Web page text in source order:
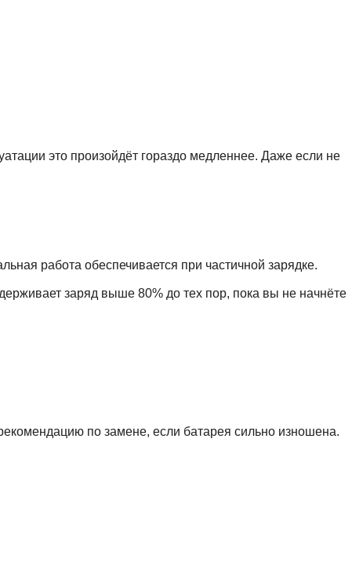
это произойдёт гораздо медленнее. Даже если не
работа обеспечивается при частичной зарядке.
заряд выше 80% до тех пор, пока вы не начнёте
по замене, если батарея сильно изношена.